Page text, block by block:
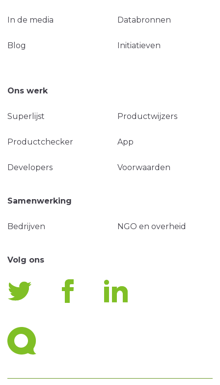
In de media Databronnen
Blog Initiatieven
Ons werk
Superlijst Productwijzers
Productchecker App
Developers Voorwaarden
Samenwerking
Bedrijven NGO en overheid
Volg ons